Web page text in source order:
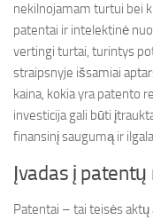
nekilnojamam turtui bei
patentai ir intelektinė
vertingi turtai, turintys
straipsnyje išsamiai
kaina, kokia yra patento
investicija gali būti
finansinį saugumą ir
Įvadas į patentų
Patentai – tai teisės